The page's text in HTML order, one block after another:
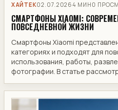
ХАЙТЕК02.07.2026 4 МИН 0
СМАРТФОНЫ XIAOMI:
ПОВСЕДНЕВНОЙ ЖИЗНИ
Смартфоны Xiaomi
категориях и подходят для
использования, работы,
фотографии. В статье